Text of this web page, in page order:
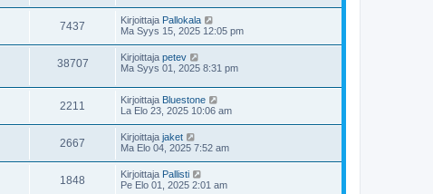
7437 Kirjoittaja Pallokala
Ma Syys 15, 2025 12:05 pm
38707 Kirjoittaja petev
Ma Syys 01, 2025 8:31 pm
2211 Kirjoittaja Bluestone
La Elo 23, 2025 10:06 am
2667 Kirjoittaja jaket
Ma Elo 04, 2025 7:52 am
1848 Kirjoittaja Pallisti
Pe Elo 01, 2025 2:01 am